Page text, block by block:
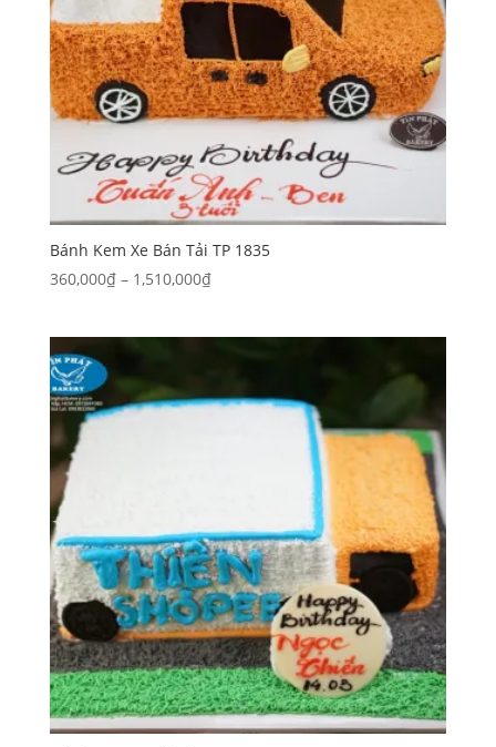
Bánh Kem Xe Bán Tải TP 1835
360,000₫ – 1,510,000₫Khoảng
1,510,000₫